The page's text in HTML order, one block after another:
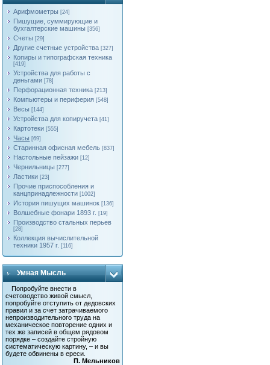
Арифмометры [24]
Пишущие, суммирующие и
бухгалтерские машины [356]
Счеты [29]
Другие счетные устройства [327]
Копиры и типографская техника
[419]
Устройства для работы с
деньгами [78]
Перфорационная техника [213]
Компьютеры и периферия [548]
Весы [144]
Устройства для копиручета [41]
Картотеки [555]
Часы [69]
Старинная офисная мебель [837]
Настольные пейзажи [12]
Чернильницы [277]
Ластики [23]
Прочие приспособления и
канцпринадлежности [1002]
История пишущих машинок [136]
Волшебные фонари 1893 г. [19]
Производство стальных перьев
[28]
Коллекция вычислительной
техники 1957 г. [116]
Умная Мысль
Попробуйте внести в
счетоводство живой смысл,
попробуйте отступить от дедовских
правил и за счет затрачиваемого
непроизводительного труда на
механическое повторение одних и
тех же записей в общем рядовом
порядке – создайте стройную
систематическую картину, – и вы
будете обвинены в ереси.
П. Мельников